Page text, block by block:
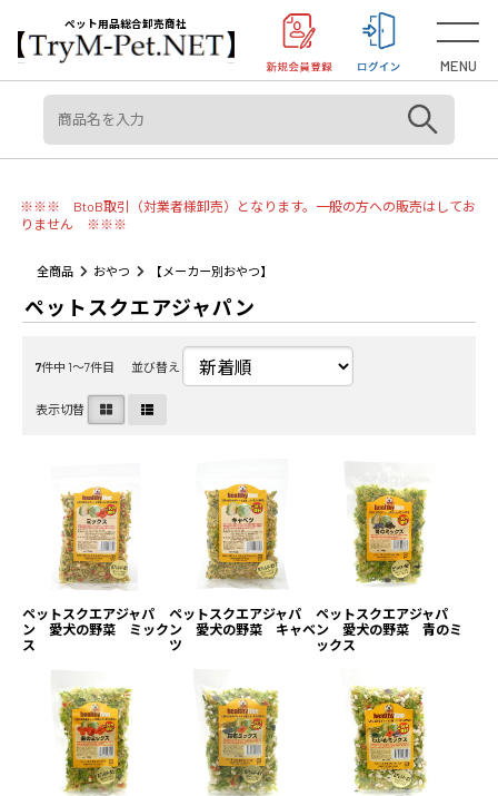
＜重要＞【オリジン】【アカナ】販売元変更のご案内
ペット用品総合卸売商社
MENU
※※※ BtoB取引（対業者様卸売）となります。一般の方への販売はしてお
りません ※※※
全商品 おやつ 【メーカー別おやつ】
ペットスクエアジャパン
7件中 1〜7件目 並び替え
表示切替
ペットスクエアジャパ
ン 愛犬の野菜 ミック
ス
ペットスクエアジャパ
ン 愛犬の野菜 キャベ
ツ
ペットスクエアジャパ
ン 愛犬の野菜 青のミ
ックス